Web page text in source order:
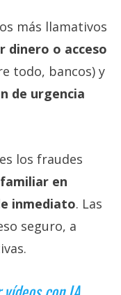
más llamativos
dinero o acceso
todo, bancos) y
de urgencia
los fraudes
en
inmediato. Las
seguro, a